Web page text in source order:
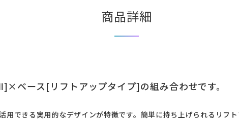
商品詳細
ベース[リフトアップタイプ]の組み合わせです。
用できる実用的なデザインが特徴です。簡単に持ち上げられるリフ